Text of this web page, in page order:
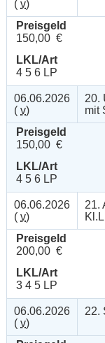
( v)
Preisgeld
150,00 €
LKL/Art
4 5 6 LP
06.06.2026
( v)
20.
mit
Preisgeld
150,00 €
LKL/Art
4 5 6 LP
06.06.2026
( v)
21.
Preisgeld
200,00 €
LKL/Art
3 4 5 LP
06.06.2026
( v)
22.